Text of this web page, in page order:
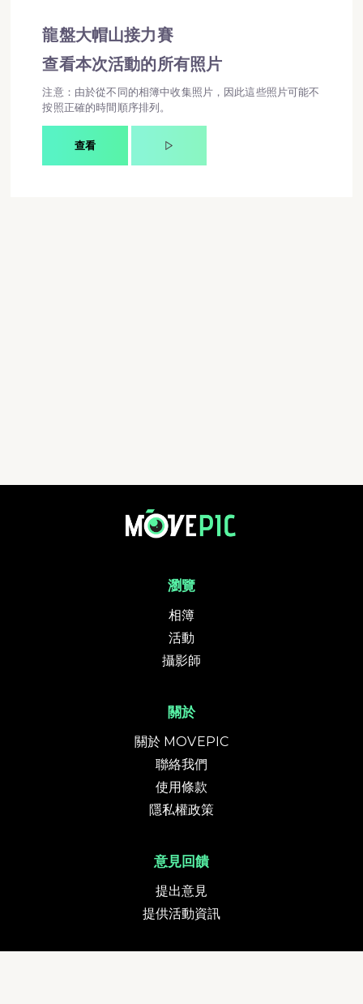
龍盤大帽山接力賽
查看本次活動的所有照片
注意：由於從不同的相簿中收集照片，因此這些照片可能不
按照正確的時間順序排列。
查看
瀏覽
相簿
活動
攝影師
關於
關於 MOVEPIC
聯絡我們
使用條款
隱私權政策
意見回饋
提出意見
提供活動資訊